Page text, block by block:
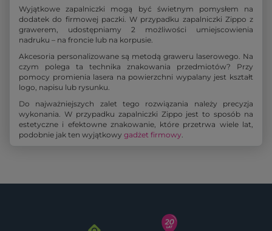
Wyjątkowe zapalniczki mogą być świetnym pomysłem na
dodatek do firmowej paczki. W przypadku zapalniczki Zippo z
grawerem, udostępniamy 2 możliwości umiejscowienia
nadruku – na froncie lub na korpusie.
Akcesoria personalizowane są metodą graweru laserowego. Na
czym polega ta technika znakowania przedmiotów? Przy
pomocy promienia lasera na powierzchni wypalany jest kształt
logo, napisu lub rysunku.
Do najważniejszych zalet tego rozwiązania należy precyzja
wykonania. W przypadku zapalniczki Zippo jest to sposób na
estetyczne i efektowne znakowanie, które przetrwa wiele lat,
podobnie jak ten wyjątkowy gadżet firmowy.